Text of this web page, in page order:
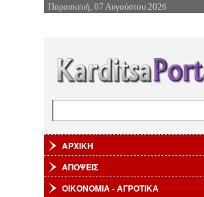
Επιστροφή στην Πλοήγηση
Παρασκευή, 07 Αυγούστου 2026
ΑΡΧΙΚΗ
ΑΠΟΨΕΙΣ
ΟΙΚΟΝΟΜΙΑ - ΑΓΡΟΤΙΚΑ